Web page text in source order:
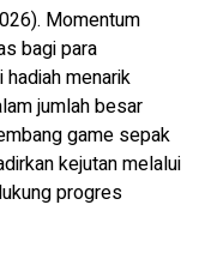
Momentum
bagi para
menarik
jumlah besar
game sepak
kejutan melalui
progres